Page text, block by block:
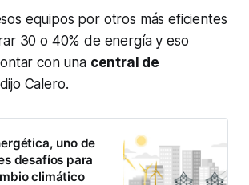
equipos por otros más eficientes
30 o 40% de energía y eso
con una central de
dijo Calero.
uno de
desafíos para
climático